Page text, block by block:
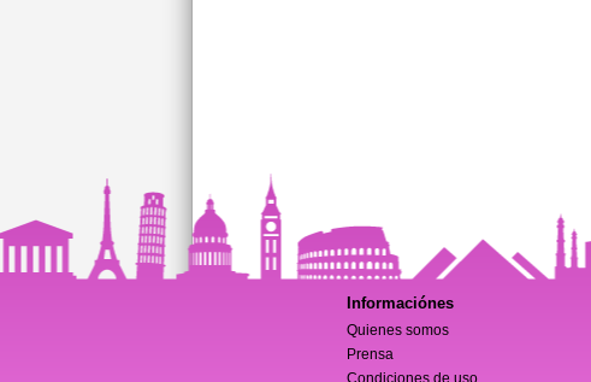
Informaciónes
Quienes somos
Prensa
Condiciones de uso